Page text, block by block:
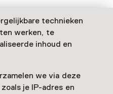
technieken
werken, te
inhoud en
we via deze
je IP-adres en
Je kunt hier niet
op